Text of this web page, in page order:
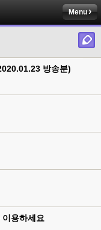
Menu
방송분)
용하세요